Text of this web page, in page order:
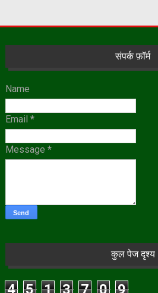
संपर्क फ़ॉर्म
Name
Email *
Message *
कुल पेज दृश्य
4 5 1 3 7 0 9